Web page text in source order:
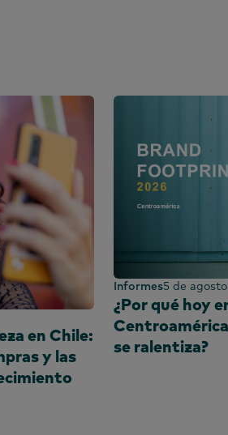
Global
India
Indonesia
continental
(CN)
continental
en Chile:
y las
Informes5 de
¿Por qué hoy
se ralentiza?